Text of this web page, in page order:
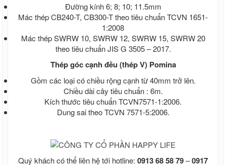
Đường kính 6; 8; 10; 11.5mm
Mác thép CB240-T, CB300-T theo tiêu chuẩn TCVN 1651-
1:2008
Mác thép SWRW 10, SWRW 12, SWRW 15, SWRW 20
theo tiêu chuẩn JIS G 3505 – 2017.
Thép góc cạnh đều (thép V) Pomina
Gồm các loại có chiều rộng cạnh từ 40mm trở lên.
Chiều dài cây tiêu chuẩn : 6m.
Kích thước tiêu chuẩn TCVN7571-1:2006.
Dung sai theo TCVN 7571-5:2006.
Quý khách có thể liên hệ tới hotline: 0913 68 58 79–0917